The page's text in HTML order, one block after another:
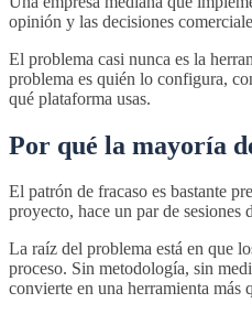
opinión y las decisiones
El problema casi nunca es la
problema es quién lo configura,
qué plataforma usas.
Por qué la mayoría
El patrón de fracaso es bastante
proyecto, hace un par de
La raíz del problema está en que
proceso. Sin metodología, sin
convierte en una herramienta más